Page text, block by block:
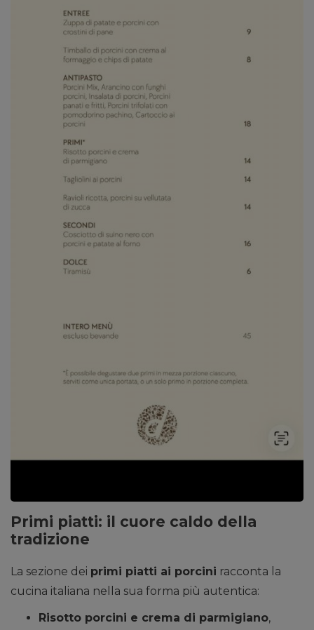
Primi piatti: il cuore caldo della
tradizione
La sezione dei primi piatti ai porcini racconta la
cucina italiana nella sua forma più autentica:
Risotto porcini e crema di parmigiano,